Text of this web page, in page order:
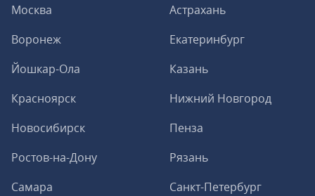
Москва
Астрахань
Воронеж
Екатеринбург
Йошкар-Ола
Казань
Красноярск
Нижний Новгород
Новосибирск
Пенза
Ростов-на-Дону
Рязань
Самара
Санкт-Петербург